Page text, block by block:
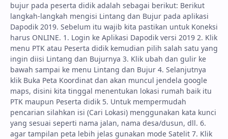
bujur pada peserta didik adalah sebagai berikut: Berikut
langkah-langkah mengisi Lintang dan Bujur pada aplikasi
Dapodik 2019. Sebelum itu wajib kita pastikan untuk Koneksi
harus ONLINE. 1. Login ke Aplikasi Dapodik versi 2019 2. Klik
menu PTK atau Peserta didik kemudian pilih salah satu yang
ingin diisi Lintang dan Bujurnya 3. Klik ubah dan gulir ke
bawah sampai ke menu Lintang dan Bujur 4. Selanjutnya
klik Buka Peta Koordinat dan akan muncul jendela google
maps, disini kita tinggal menentukan lokasi rumah baik itu
PTK maupun Peserta didik 5. Untuk mempermudah
pencarian silahkan isi (Cari Lokasi) menggunakan kata kunci
yang sesuai seperti nama jalan, nama desa/dusun, dll. 6.
agar tampilan peta lebih jelas gunakan mode Satelit 7. Klik